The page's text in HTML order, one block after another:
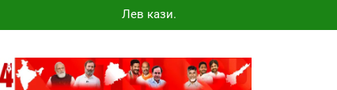
Лев казино
промокоды